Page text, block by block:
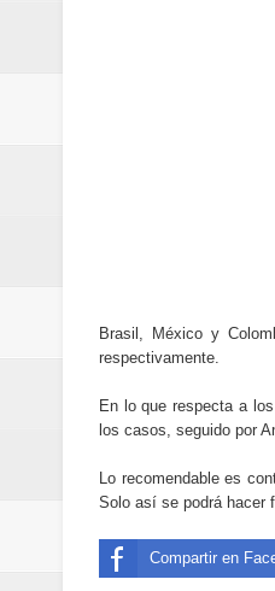
Brasil, México y
respectivamente.
En lo que respecta a
los casos, seguido por
Lo recomendable es
Solo así se podrá hacer
Compartir en